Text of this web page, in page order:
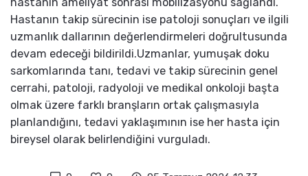
hastanın ameliyat sonrası mobilizasyonu sağlandı.
Hastanın takip sürecinin ise patoloji sonuçları ve ilgili
uzmanlık dallarının değerlendirmeleri doğrultusunda
devam edeceği bildirildi.Uzmanlar, yumuşak doku
sarkomlarında tanı, tedavi ve takip sürecinin genel
cerrahi, patoloji, radyoloji ve medikal onkoloji başta
olmak üzere farklı branşların ortak çalışmasıyla
planlandığını, tedavi yaklaşımının ise her hasta için
bireysel olarak belirlendiğini vurguladı.